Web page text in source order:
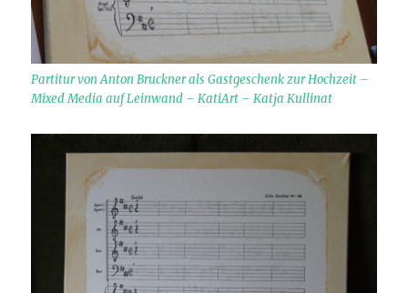
Partitur von Anton Bruckner als Gastgeschenk zur Hochzeit –
Mixed Media auf Leinwand – KatiArt – Katja Kullinat